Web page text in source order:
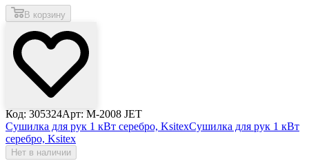
В корзину
Код: 305324Арт: M-2008 JET
Сушилка для рук 1 кВт серебро, KsitexСушилка для рук 1 кВт
серебро, Ksitex
Нет в наличии